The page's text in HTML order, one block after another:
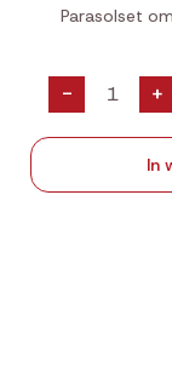
Parasolset
- +
In